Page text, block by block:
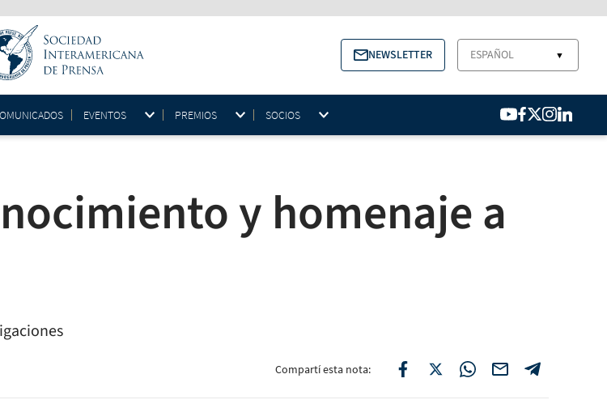
NEWSLETTER ESPAÑOL ▼
EVENTOS PREMIOS SOCIOS
y homenaje a
Compartí esta nota: